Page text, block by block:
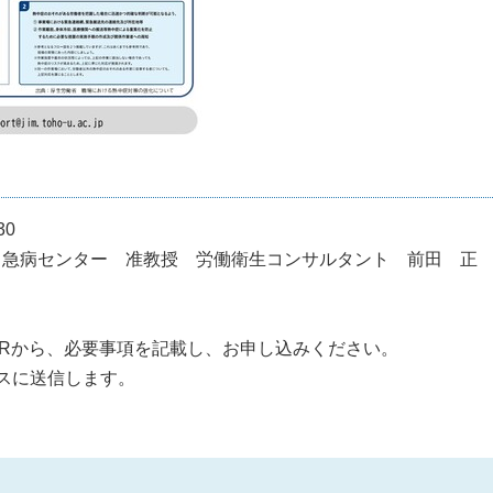
急病センター 准教授 労働衛生コンサルタント 前田 正
ら、必要事項を記載し、お申し込みください。
送信します。